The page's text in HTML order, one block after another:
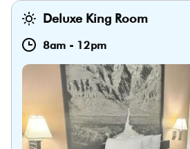
Deluxe King Room
8am - 12pm